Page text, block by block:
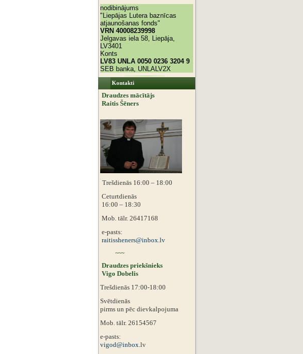
nodibinājums
"Liepājas Lutera baznīcas
atjaunošanas fonds"
VRN 40008239998
Jelgavas iela 58, Liepāja,
LV3401
Konts
LV83 UNLA 0050 0236 3204 9
SEB banka, UNLALV2X
Kontakti
Draudzes mācītājs
Raitis Šēners
Trešdienās 16:00 – 18:00
Ceturtdienās
16:00 – 18:30
Mob. tālr. 26417168
e-pasts:
raitissheners@inbox.lv
~~~
Draudzes priekšnieks
Vigo Dobelis
Trešdienās 17:00-18:00
Svētdienās
pirms un pēc dievkalpojuma
Mob. tālr. 26154567
e-pasts:
vigod@inbox.lv